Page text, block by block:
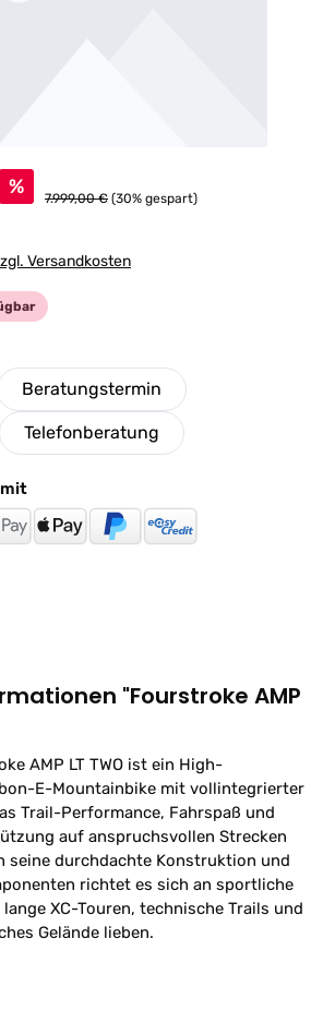
% Regulärer Preis:
7.999,00 € (30% gespart)
Versandkosten
Beratungstermin
Telefonberatung
"Fourstroke AMP
AMP LT TWO ist ein High-
E-Mountainbike mit vollintegrierter
Trail-Performance, Fahrspaß und
auf anspruchsvollen Strecken
seine durchdachte Konstruktion und
richtet es sich an sportliche
XC-Touren, technische Trails und
Gelände lieben.